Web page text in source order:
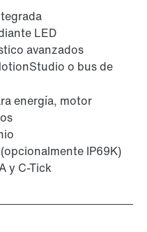
LED
avanzados
o bus de
energía, motor
IP69K)
y C-Tick